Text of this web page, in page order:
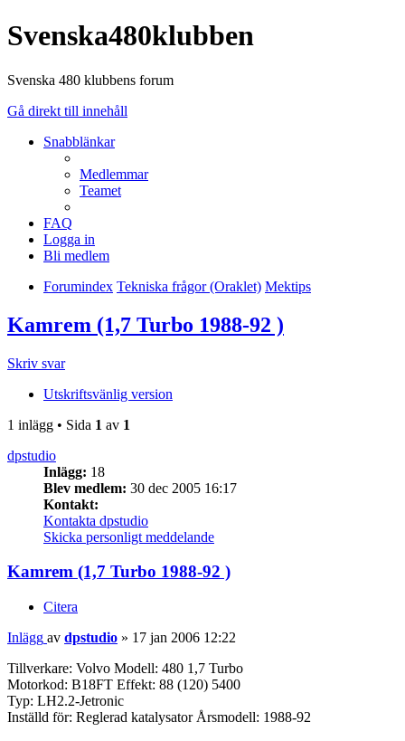
Svenska480klubben
Svenska 480 klubbens forum
Gå direkt till innehåll
Snabblänkar
Medlemmar
Teamet
FAQ
Logga in
Bli medlem
Forumindex Tekniska frågor (Oraklet) Mektips
Kamrem (1,7 Turbo 1988-92 )
Skriv svar
Utskriftsvänlig version
1 inlägg • Sida 1 av 1
dpstudio
Inlägg: 18
Blev medlem: 30 dec 2005 16:17
Kontakt:
Kontakta dpstudio
Skicka personligt meddelande
Kamrem (1,7 Turbo 1988-92 )
Citera
Inlägg av dpstudio » 17 jan 2006 12:22
Tillverkare: Volvo Modell: 480 1,7 Turbo
Motorkod: B18FT Effekt: 88 (120) 5400
Typ: LH2.2-Jetronic
Inställd för: Reglerad katalysator Årsmodell: 1988-92